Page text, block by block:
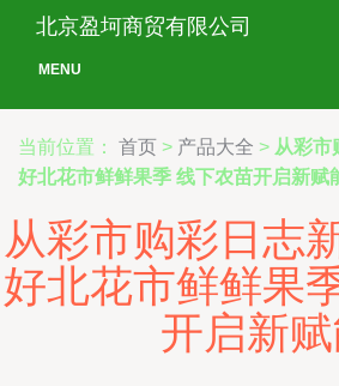
北京盈坷商贸有限公司
MENU
当前位置： 首页 > 产品大全 > 从彩市
好北花市鲜鲜果季 线下农苗开启新赋
从彩市购彩日志
好北花市鲜鲜果
开启新